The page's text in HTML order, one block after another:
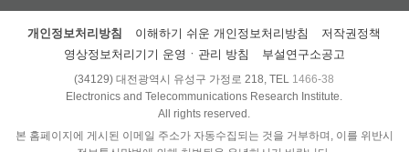
개인정보처리방침 이해하기 쉬운 개인정보처리방침
저작권정책
영상정보처리기기 운영ㆍ관리 방침
부설연구소공고
(34129) 대전광역시 유성구 가정로 218, TEL 1466-38
Electronics and Telecommunications Research Institute.
All rights reserved.
본 홈페이지에 게시된 이메일 주소가 자동수집되는 것을 거부하며, 이를 위반시